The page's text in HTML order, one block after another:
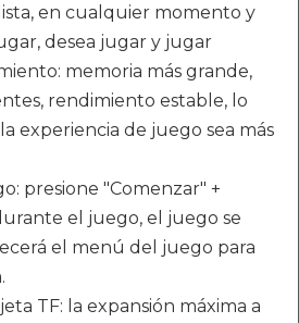
en cualquier momento y
desea jugar y jugar
memoria más grande,
rendimiento estable, lo
experiencia de juego sea más
presione "Comenzar" +
el juego, el juego se
el menú del juego para
TF: la expansión máxima a